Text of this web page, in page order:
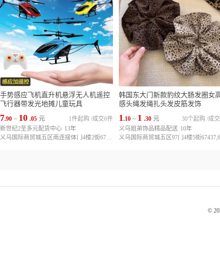
手势感应飞机直升机悬浮无人机遥控
飞行器带发光地摊儿童玩具
7.90 ~ 10 .05 元 成交6件
1件起购 /
新世纪2至多元配货中心 13年
义乌国际商贸城五区南连接体门4楼2街67197,67198,67199,67231,67232
韩国东大门新款豹纹大肠发圈女
感头绳发绳扎头发皮筋发饰
1.10 ~ 1 .30 元 成
30个起购 /
义乌姐弟饰品精品配送 10年
©